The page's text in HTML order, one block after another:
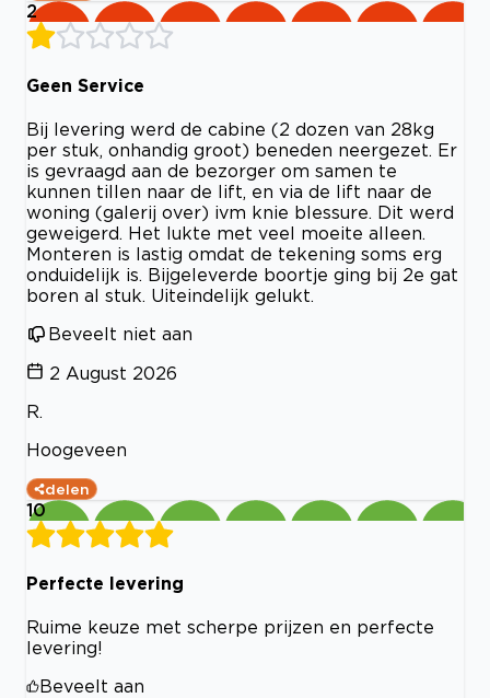
2
Geen Service
Bij levering werd de cabine (2 dozen van 28kg
per stuk, onhandig groot) beneden neergezet. Er
is gevraagd aan de bezorger om samen te
kunnen tillen naar de lift, en via de lift naar de
woning (galerij over) ivm knie blessure. Dit werd
geweigerd. Het lukte met veel moeite alleen.
Monteren is lastig omdat de tekening soms erg
onduidelijk is. Bijgeleverde boortje ging bij 2e gat
boren al stuk. Uiteindelijk gelukt.
Beveelt niet aan
2 August 2026
R.
Hoogeveen
delen
10
Perfecte levering
Ruime keuze met scherpe prijzen en perfecte
levering!
Beveelt aan